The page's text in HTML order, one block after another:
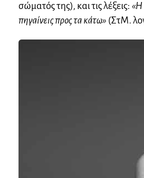
σώματός της), και τις λέξεις: «Η
πηγαίνεις προς τα κάτω» (ΣτΜ.